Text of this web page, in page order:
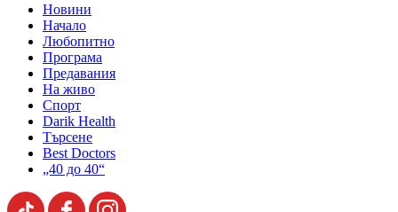
Новини
Начало
Любопитно
Програма
Предавания
На живо
Спорт
Darik Health
Търсене
Best Doctors
„40 до 40“